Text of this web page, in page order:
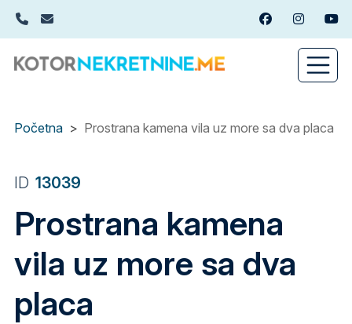
Skip
content
+382(0)67 449 988
info@kotornekretnine.me FacebookInstagram
Početna Prostrana kamena vila uz more sa dva placa
ID 13039
Prostrana kamena
vila uz more sa dva
placa